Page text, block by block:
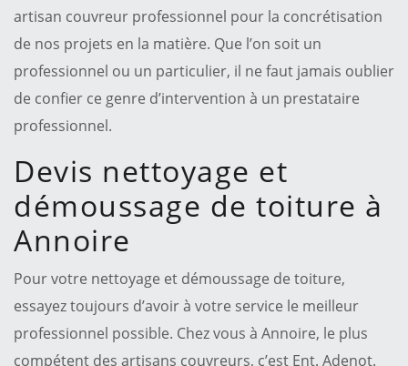
artisan couvreur professionnel pour la concrétisation
de nos projets en la matière. Que l’on soit un
professionnel ou un particulier, il ne faut jamais oublier
de confier ce genre d’intervention à un prestataire
professionnel.
Devis nettoyage et
démoussage de toiture à
Annoire
Pour votre nettoyage et démoussage de toiture,
essayez toujours d’avoir à votre service le meilleur
professionnel possible. Chez vous à Annoire, le plus
compétent des artisans couvreurs, c’est Ent. Adenot.